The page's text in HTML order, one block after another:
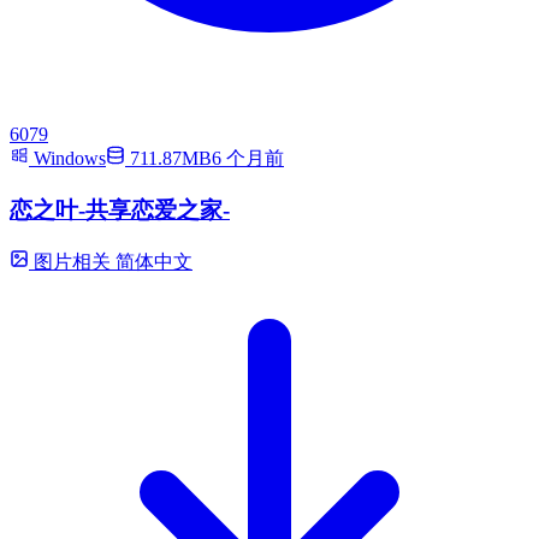
6079
Windows
711.87MB6 个月前
恋之叶-共享恋爱之家-
图片相关 简体中文